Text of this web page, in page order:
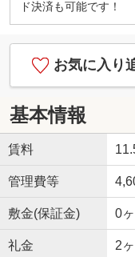
ド決済も可能です！
お気に入り
基本情報
賃料
管理費等
敷金(保証金) 0
礼金 2